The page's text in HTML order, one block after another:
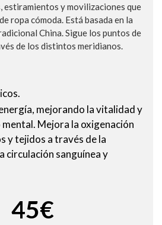
estiramientos y movilizaciones que
ropa cómoda. Está basada en la
China. Sigue los puntos de
de los distintos meridianos.
mejorando la vitalidad y
Mejora la oxigenación
y tejidos a través de la
circulación sanguínea y
45€